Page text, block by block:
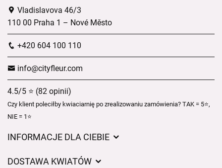
Vladislavova 46/3
110 00 Praha 1 – Nové Město
+420 604 100 110
info@cityfleur.com
4.5/5 ⭐ (82 opinii)
Czy klient poleciłby kwiaciarnię po zrealizowaniu zamówienia? TAK = 5⭐,
NIE = 1⭐
INFORMACJE DLA CIEBIE
DOSTAWA KWIATÓW